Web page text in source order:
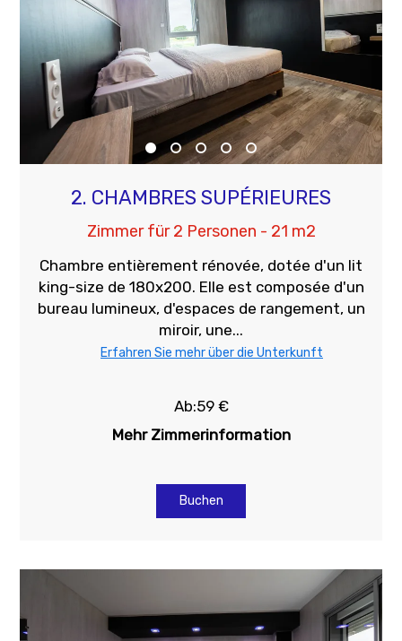
2. CHAMBRES SUPÉRIEURES
Zimmer für 2 Personen - 21 m2
Chambre entièrement rénovée, dotée d'un lit
king-size de 180x200. Elle est composée d'un
bureau lumineux, d'espaces de rangement, un
miroir, une...
Erfahren Sie mehr über die Unterkunft
Ab:59 €
Mehr Zimmerinformation
Buchen